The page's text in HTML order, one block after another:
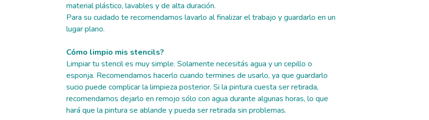
material plástico, lavables y de alta duración.
Para su cuidado te recomendamos lavarlo al finalizar el trabajo y guardarlo en un
lugar plano.
Cómo limpio mis stencils?
Limpiar tu stencil es muy simple. Solamente necesitás agua y un cepillo o
esponja. Recomendamos hacerlo cuando termines de usarlo, ya que guardarlo
sucio puede complicar la limpieza posterior. Si la pintura cuesta ser retirada,
recomendamos dejarlo en remojo sólo con agua durante algunas horas, lo que
hará que la pintura se ablande y pueda ser retirada sin problemas.